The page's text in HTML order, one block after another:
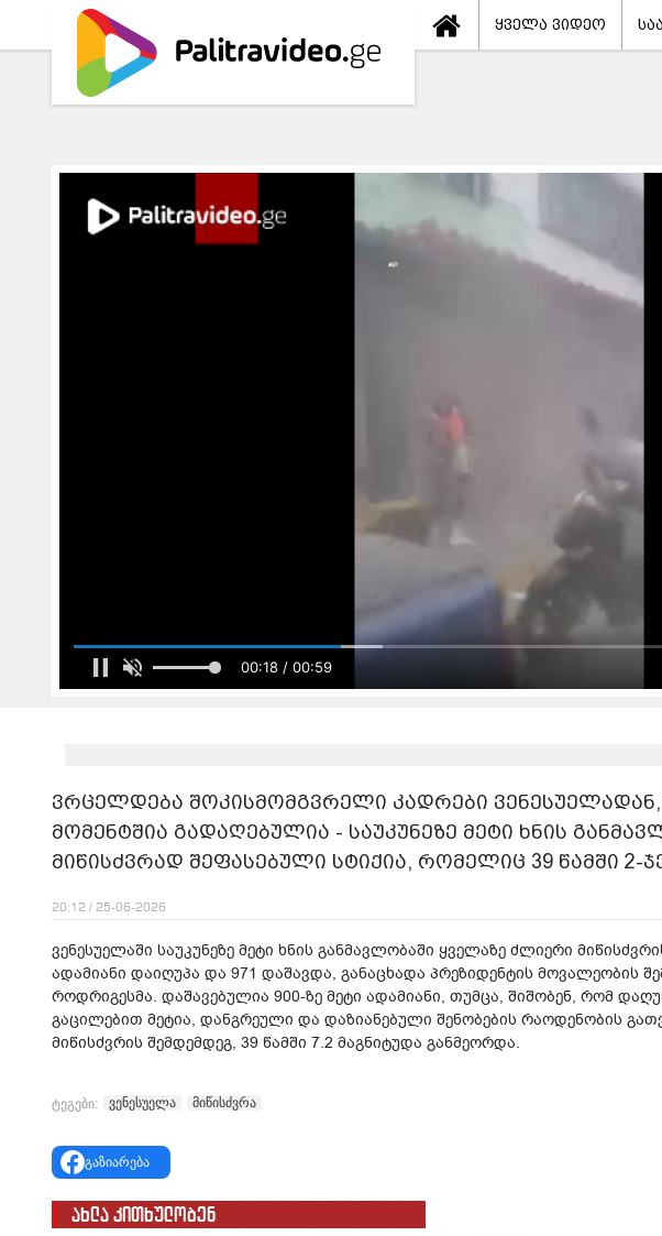
ყველა ვიდეო
00:20 / 00:59
ვრცელდება შოკისმომგვრელი კადრები
მომენტშია გადაღებულია - საუკუნეზე მეტი ხნის
მიწისძვრად შეფასებული სტიქია, რომელიც 39 წამში 2-
20:12 / 25-06-2026
ვენესუელაში საუკუნეზე მეტი ხნის განმავლობაში ყველაზე ძლიერი
ადამიანი დაიღუპა და 971 დაშავდა, განაცხადა პრეზიდენტის მოვალეობის
როდრიგესმა. დაშავებულია 900-ზე მეტი ადამიანი, თუმცა, შიშობენ, რომ
გაცილებით მეტია, დანგრეული და დაზიანებული შენობების რაოდენობის
მიწისძვრის შემდემდეგ, 39 წამში 7.2 მაგნიტუდა განმეორდა.
ტეგები: ვენესუელა მიწისძვრა
გაზიარება
ახლა კითხულობენ